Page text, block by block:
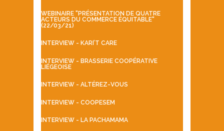
WEBINAIRE "PRÉSENTATION DE QUATRE
ACTEURS DU COMMERCE ÉQUITABLE"
(22/03/21)
INTERVIEW - KARI’T CARE
INTERVIEW - BRASSERIE COOPÉRATIVE
LIÉGEOISE
INTERVIEW - ALTÉREZ-VOUS
INTERVIEW - COOPESEM
INTERVIEW - LA PACHAMAMA